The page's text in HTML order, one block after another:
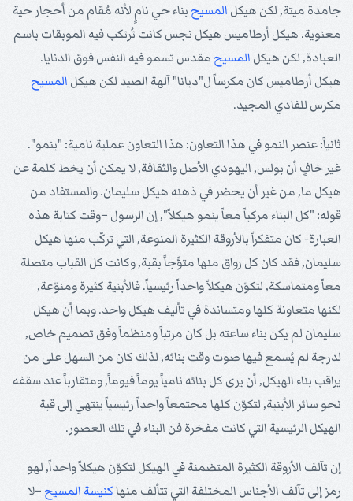
جامدة ميتة, لكن هيكل المسيح بناء حي نامٍ لأنه مُقام من أحجار حية
معنوية. هيكل أرطاميس هيكل نجس كانت تُرتكب فيه الموبقات باسم
العبادة, لكن هيكل المسيح مقدس تسمو فيه النفس فوق الدنايا.
هيكل أرطاميس كان مكرساً ل"ديانا" آلهة الصيد لكن هيكل المسيح
مكرس للفادي المجيد.
ثانياً: عنصر النمو في هذا التعاون: هذا التعاون عملية نامية: "ينمو".
غير خافٍ أن بولس, اليهودي الأصل والثقافة, لا يمكن أن يخط كلمة عن
هيكل ما, من غير أن يحضر في ذهنه هيكل سليمان. والمستفاد من
قوله: "كل البناء مركباً معاً ينمو هيكلاً", إن الرسول –وقت كتابة هذه
العبارة- كان متفكراً بالأروقة الكثيرة المنوعة, التي تركّب منها هيكل
سليمان, فقد كان كل رواق منها متوَّجاً بقبة, وكانت كل القباب متصلة
معاً ومتماسكة, لتكوّن هيكلاً واحداً رئيسياً. فالأبنية كثيرة ومنوّعة,
لكنها متعاونة كلها ومتساندة في تأليف هيكل واحد. وبما أن هيكل
سليمان لم يكن بناء ساعته بل كان مرتباً ومنظماً وفق تصميم خاص,
لدرجة لم يُسمع فيها صوت وقت بنائه, لذلك كان من السهل على من
يراقب بناء الهيكل, أن يرى كل بنائه نامياً يوماً فيوماً, ومتقارباً عند سقفه
نحو سائر الأبنية, لتكوّن كلها مجتمعاً واحداً رئيسياً ينتهي إلى قبة
الهيكل الرئيسية التي كانت مفخرة فن البناء في تلك العصور.
إن تآلف الأروقة الكثيرة المتضمنة في الهيكل لتكوّن هيكلاً واحداً, لهو
رمز إلى تآلف الأجناس المختلفة التي تتألف منهاكنيسة المسيح –لا